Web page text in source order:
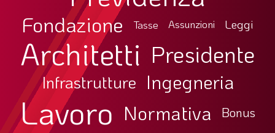
Fondazione Tasse Assunzioni Leggi
Architetti Presidente
Infrastrutture Ingegneria
Lavoro Normativa Bonus